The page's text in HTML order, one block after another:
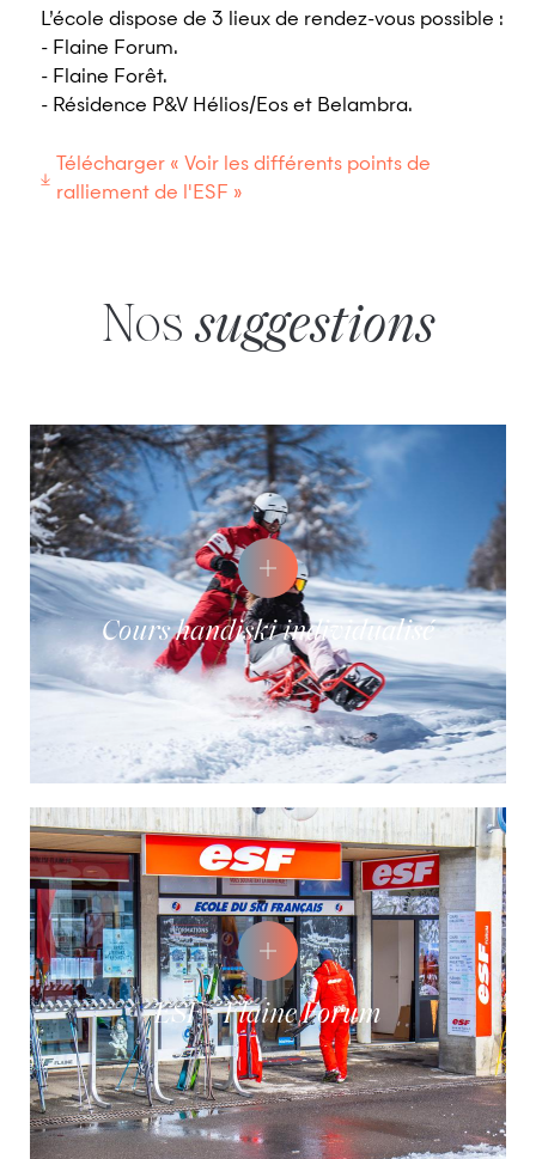
L’école dispose de 3 lieux de rendez-vous possible :
- Flaine Forum.
- Flaine Forêt.
- Résidence P&V Hélios/Eos et Belambra.
Télécharger « Voir les différents points de
ralliement de l'ESF »
Nos suggestions
Cours handiski individualisé
ESF - Flaine Forum